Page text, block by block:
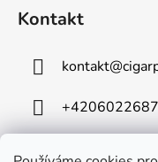
Kontakt
kontakt@